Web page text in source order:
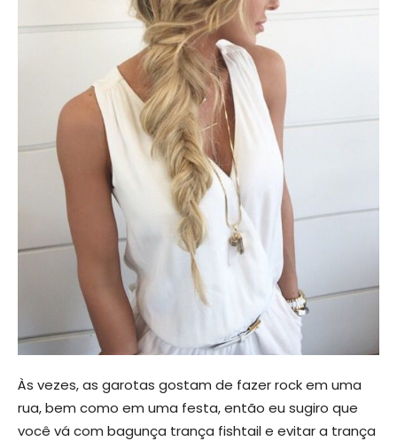
Às vezes, as garotas gostam de fazer rock em uma
rua, bem como em uma festa, então eu sugiro que
você vá com bagunça trança fishtail e evitar a trança